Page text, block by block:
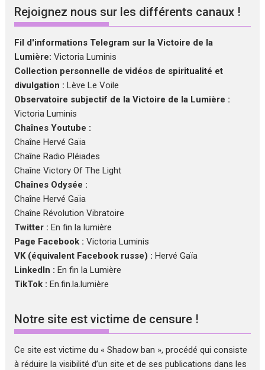
Rejoignez nous sur les différents canaux !
Fil d'informations Telegram sur la Victoire de la
Lumière: Victoria Luminis
Collection personnelle de vidéos de spiritualité et
divulgation : Lève Le Voile
Observatoire subjectif de la Victoire de la Lumière :
Victoria Luminis
Chaînes Youtube :
Chaîne Hervé Gaïa
Chaîne Radio Pléiades
Chaîne Victory Of The Light
Chaînes Odysée :
Chaîne Hervé Gaïa
Chaîne Révolution Vibratoire
Twitter : En fin la lumière
Page Facebook : Victoria Luminis
VK (équivalent Facebook russe) : Hervé Gaïa
LinkedIn : En fin la Lumière
TikTok : En.fin.la.lumière
Notre site est victime de censure !
Ce site est victime du « Shadow ban », procédé qui consiste
à réduire la visibilité d’un site et de ses publications dans les